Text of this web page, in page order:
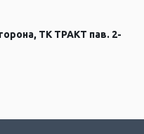
ТК ТРАКТ пав. 2-